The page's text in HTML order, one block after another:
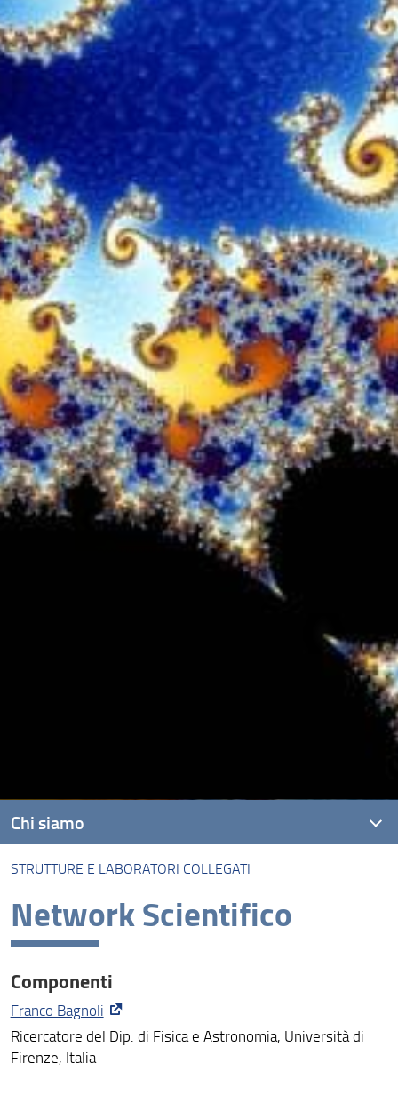
STRUTTURE E LABORATORI COLLEGATI
Network Scientifico
Componenti
Franco Bagnoli
Ricercatore del Dip. di Fisica e Astronomia, Università di
Firenze, Italia
Chi siamo
Organizzazione e persone
Dipartimenti
Finalità
Strutture e laboratori collegati